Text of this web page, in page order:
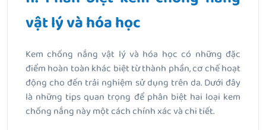
vật lý và hóa học
Kem chống nắng vật lý và hóa học có những đặc
điểm hoàn toàn khác biệt từ thành phần, cơ chế hoạt
động cho đến trải nghiệm sử dụng trên da. Dưới đây
là những tips quan trọng để phân biệt hai loại kem
chống nắng này một cách chính xác và chi tiết.